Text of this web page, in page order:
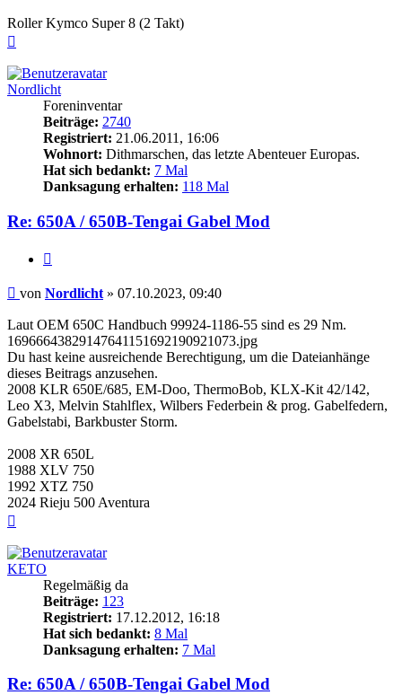
Roller Kymco Super 8 (2 Takt)
Nordlicht
Foreninventar
Beiträge: 2740
Registriert: 21.06.2011, 16:06
Wohnort: Dithmarschen, das letzte Abenteuer Europas.
Hat sich bedankt: 7 Mal
Danksagung erhalten: 118 Mal
Re: 650A / 650B-Tengai Gabel Mod
Beitrag
von Nordlicht » 07.10.2023, 09:40
Laut OEM 650C Handbuch 99924-1186-55 sind es 29 Nm.
16966643829147641151692190921073.jpg
Du hast keine ausreichende Berechtigung, um die Dateianhänge
dieses Beitrags anzusehen.
2008 KLR 650E/685, EM-Doo, ThermoBob, KLX-Kit 42/142,
Leo X3, Melvin Stahlflex, Wilbers Federbein & prog. Gabelfedern,
Gabelstabi, Barkbuster Storm.
2008 XR 650L
1988 XLV 750
1992 XTZ 750
2024 Rieju 500 Aventura
KETO
Regelmäßig da
Beiträge: 123
Registriert: 17.12.2012, 16:18
Hat sich bedankt: 8 Mal
Danksagung erhalten: 7 Mal
Re: 650A / 650B-Tengai Gabel Mod